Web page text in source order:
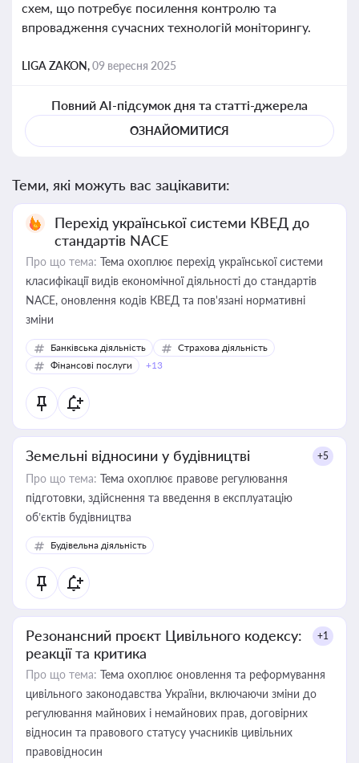
схем, що потребує посилення контролю та
впровадження сучасних технологій моніторингу.
LIGA ZAKON,09 вересня 2025
Повний AI-підсумок дня та статті-джерела
ОЗНАЙОМИТИСЯ
Теми, які можуть вас зацікавити:
Перехід української системи КВЕД до
стандартів NACE
Про що тема: Тема охоплює перехід української системи
класифікації видів економічної діяльності до стандартів
NACE, оновлення кодів КВЕД та пов'язані нормативні
зміни
Банківська діяльність
Страхова діяльність
Фінансові послуги
+13
Земельні відносини у будівництві +5
Про що тема: Тема охоплює правове регулювання
підготовки, здійснення та введення в експлуатацію
об’єктів будівництва
Будівельна діяльність
Резонансний проєкт Цивільного кодексу:
реакції та критика
+1
Про що тема: Тема охоплює оновлення та реформування
цивільного законодавства України, включаючи зміни до
регулювання майнових і немайнових прав, договірних
відносин та правового статусу учасників цивільних
правовідносин